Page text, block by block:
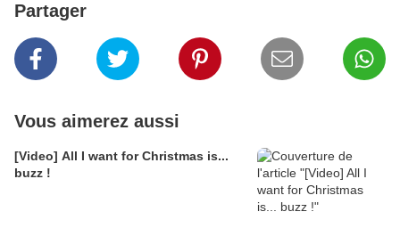
Partager
Vous aimerez aussi
[Video] All I want for Christmas is...
buzz !